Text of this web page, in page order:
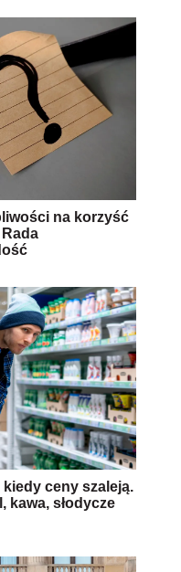
na korzyść
ceny szaleją.
kawa, słodycze